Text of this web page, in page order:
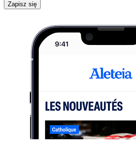
Zapisz się